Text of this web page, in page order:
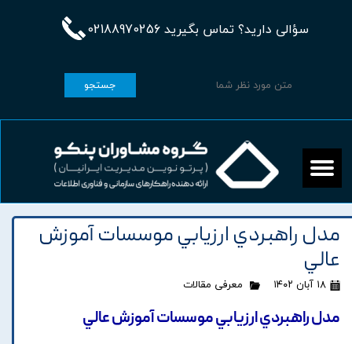
سؤالی دارید؟ تماس بگیرید 02188970256
جستجو
مدل راهبردي ارزيابي موسسات آموزش
عالي
۱۸ آبان ۱۴۰۲ معرفی مقالات
مدل راهبردي ارزيابي موسسات آموزش عالي